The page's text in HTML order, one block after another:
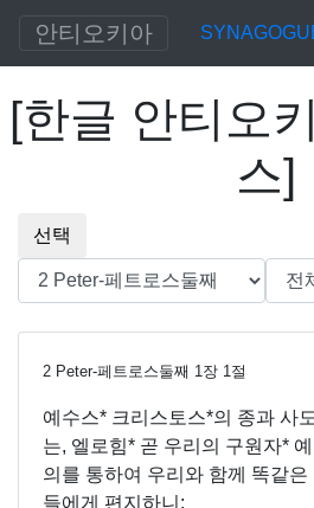
안티오키아
[한글 안티오
스]
선택
2 Peter-페트로스둘째 1장 1절
예수스* 크리스토스*의 종과 사
는, 엘로힘* 곧 우리의 구원자*
의를 통하여 우리와 함께 똑같
들에게 편지하니: